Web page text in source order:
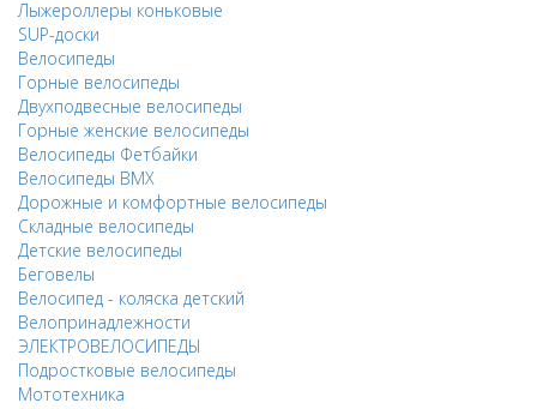
Лыжероллеры коньковые
SUP-доски
Велосипеды
Горные велосипеды
Двухподвесные велосипеды
Горные женские велосипеды
Велосипеды Фетбайки
Велосипеды BMX
Дорожные и комфортные велосипеды
Складные велосипеды
Детские велосипеды
Беговелы
Велосипед - коляска детский
Велопринадлежности
ЭЛЕКТРОВЕЛОСИПЕДЫ
Подростковые велосипеды
Мототехника